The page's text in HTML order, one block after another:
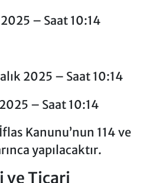
– Saat 10:14
2025 – Saat 10:14
– Saat 10:14
Kanunu’nun 114 ve
yapılacaktır.
ve Ticari